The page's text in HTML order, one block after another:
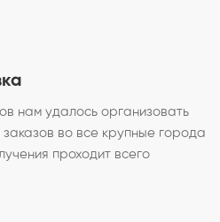
нам удалось организовать
во все крупные города
проходит всего